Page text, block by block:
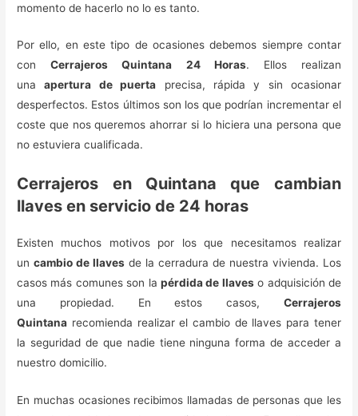
momento de hacerlo no lo es tanto.
Por ello, en este tipo de ocasiones debemos siempre contar
conCerrajeros Quintana 24 Horas. Ellos realizan
unaapertura de puerta precisa, rápida y sin ocasionar
desperfectos. Estos últimos son los que podrían incrementar el
coste que nos queremos ahorrar si lo hiciera una persona que
no estuviera cualificada.
Cerrajeros en Quintana que cambian
llaves en servicio de 24 horas
Existen muchos motivos por los que necesitamos realizar
uncambio de llaves de la cerradura de nuestra vivienda. Los
casos más comunes son la pérdida de llaveso adquisición de
una propiedad. En estos casos, Cerrajeros
Quintana recomienda realizar el cambio de llaves para tener
la seguridad de que nadie tiene ninguna forma de acceder a
nuestro domicilio.
En muchas ocasiones recibimos llamadas de personas que les